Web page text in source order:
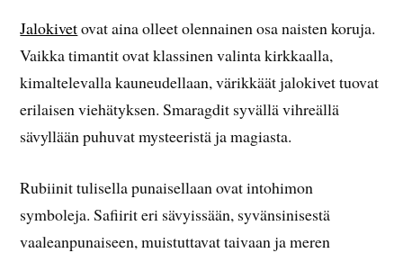
Jalokivetovat aina olleet olennainen osa naisten koruja.
Vaikka timantit ovat klassinen valinta kirkkaalla,
kimaltelevalla kauneudellaan, värikkäät jalokivet tuovat
erilaisen viehätyksen. Smaragdit syvällä vihreällä
sävyllään puhuvat mysteeristä ja magiasta.
Rubiinit tulisella punaisellaan ovat intohimon
symboleja. Safiirit eri sävyissään, syvänsinisestä
vaaleanpunaiseen, muistuttavat taivaan ja meren